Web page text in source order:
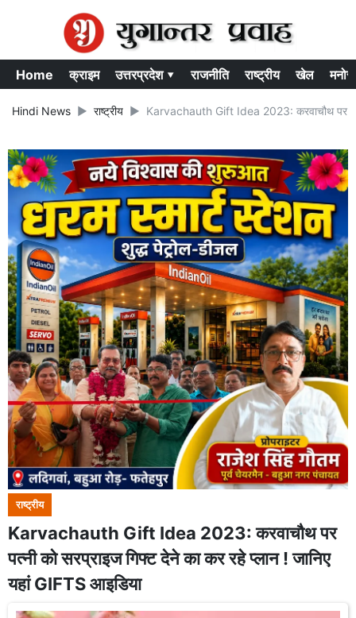
Home क्राइम उत्तरप्रदेश ▾ राजनीति राष्ट्रीय खेल
Hindi News राष्ट्रीय Karvachauth Gift Idea 2023: करवाचौथ पर
राष्ट्रीय
Karvachauth Gift Idea 2023: करवाचौथ पर
पत्नी को सरप्राइज गिफ्ट देने का कर रहे प्लान ! जानिए
यहां GIFTS आइडिया